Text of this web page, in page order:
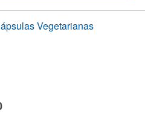
Vegetarianas